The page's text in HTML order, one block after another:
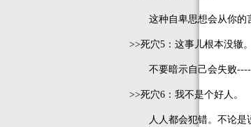
这种自卑思想会从你的言
>>死穴5：这事儿根本没辙。
不要暗示自己会失败----
>>死穴6：我不是个好人。
人人都会犯错。不论是说